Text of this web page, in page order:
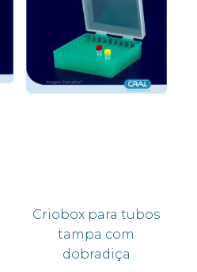
Criobox para tubos
tampa com
dobradiça